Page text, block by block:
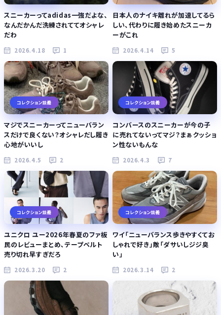
スニーカーってadidas一強だよな、
なんだかんだ洗練されててオシャレ
だわ
2026.4.18 1
日本人のナイキ離れが加速してるら
しい、代わりに履き始めたスニーカ
ーがこれ
2026.4.14 5
コレクション談義
マジでスニーカーってニューバラン
スだけで良くない？オシャレだし履き
心地がいいし
2026.4.5 2
コレクション談義
コンバースのスニーカーが今の子
に売れてないってマジ？まぁクッショ
ン性ないもんな
2026.4.3 7
コレクション談義
ユニクロ ユー2026年春夏のファ板
民のレビューまとめ、テープベルト
売り切れ早すぎだろ
2026.3.20 2
コレクション談義
ワイ「ニューバランス歩きやすくてお
しゃれで好き」敵「ダサいしジジ臭
い」
2026.3.14 2